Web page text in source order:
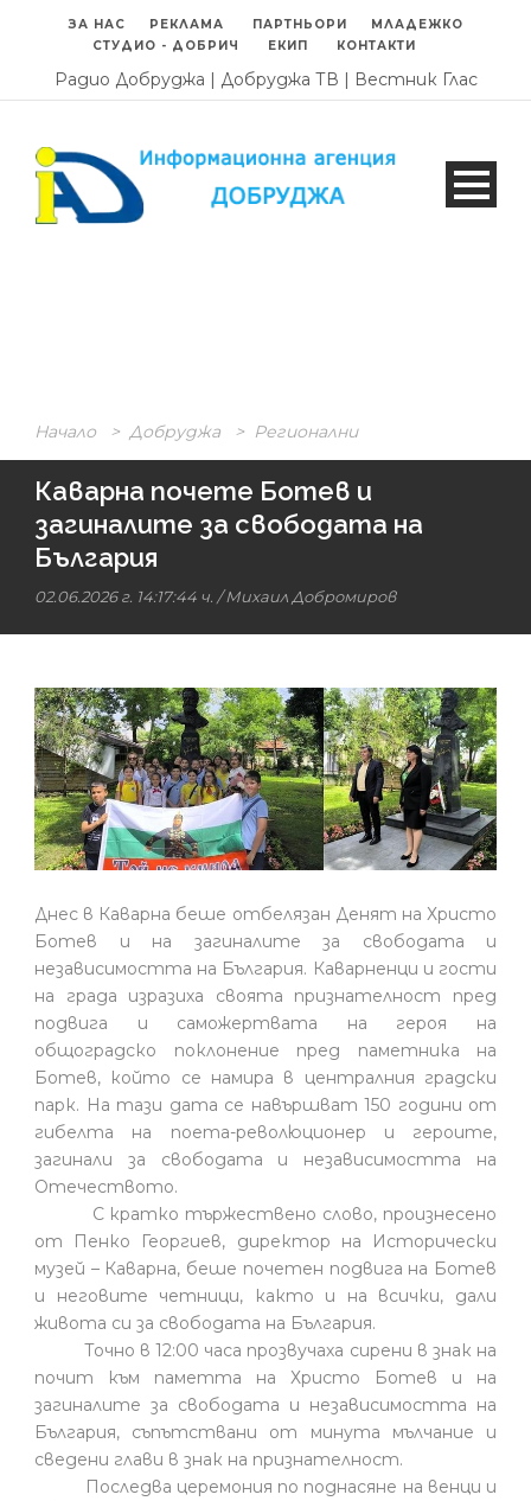
ЗА НАС РЕКЛАМА ПАРТНЬОРИ
МЛАДЕЖКО
СТУДИО - ДОБРИЧ
ЕКИП КОНТАКТИ
Радио Добруджа | Добруджа ТВ | Вестник Глас
Начало > Добруджа > Регионални
Каварна почете Ботев и
загиналите за свободата на
България
02.06.2026 г. 14:17:44 ч. /Михаил Добромиров
Днес в Каварна беше отбелязан Денят на Христо
Ботев и на загиналите за свободата и
независимостта на България. Каварненци и гости
на града изразиха своята признателност пред
подвига и саможертвата на героя на
общоградско поклонение пред паметника на
Ботев, който се намира в централния градски
парк. На тази дата се навършват 150 години от
гибелта на поета-революционер и героите,
загинали за свободата и независимостта на
Отечеството.
С кратко тържествено слово, произнесено
от Пенко Георгиев, директор на Исторически
музей – Каварна, беше почетен подвига на Ботев
и неговите четници, както и на всички, дали
живота си за свободата на България.
Точно в 12:00 часа прозвучаха сирени в знак на
почит към паметта на Христо Ботев и на
загиналите за свободата и независимостта на
България, съпътствани от минута мълчание и
сведени глави в знак на признателност.
Последва церемония по поднасяне на венци и